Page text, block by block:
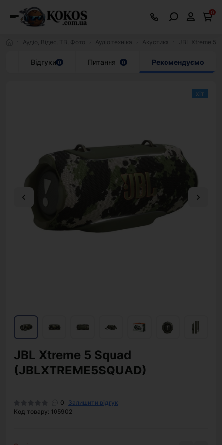
0
Аудіо, Відео, ТВ, Фото Аудіо техніка Акустика JBL Xtreme 5
Відгуки 0 Питання 0 Рекомендуємо
хіт
JBL Xtreme 5 Squad
(JBLXTREME5SQUAD)
0
Залишити відгук
Код товару: 105902